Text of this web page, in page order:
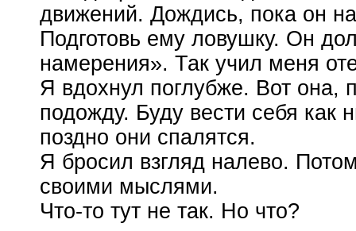
движений. Дождись, пока он
Подготовь ему ловушку. Он
намерения». Так учил меня
Я вдохнул поглубже. Вот она,
подожду. Буду вести себя
поздно они спалятся.
Я бросил взгляд налево.
своими мыслями.
Что-то тут не так. Но что?